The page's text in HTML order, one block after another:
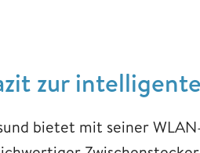
zur
bietet mit seiner